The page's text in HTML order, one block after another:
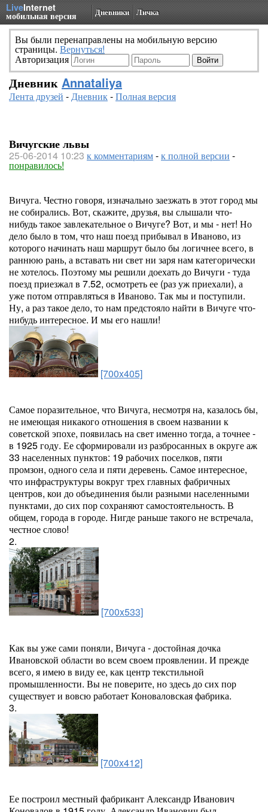
LiveInternet
мобильная версия Дневники Личка
Вы были перенаправлены на мобильную версию
страницы. Вернуться!
Авторизация
Дневник Annataliya
Лента друзей -Дневник-Полная версия
Вичугские львы
25-06-2014 10:23 к комментариям-к полной версии -
понравилось!
Вичуга. Честно говоря, изначально заезжать в этот город мы
не собирались. Вот, скажите, друзья, вы слышали что-
нибудь такое завлекательное о Вичуге? Вот, и мы - нет! Но
дело было в том, что наш поезд прибывал в Иваново, из
которого начинать наш маршрут было бы логичнее всего, в
раннюю рань, а вставать ни свет ни заря нам категорически
не хотелось. Поэтому мы решили доехать до Вичуги - туда
поезд приезжал в 7.52, осмотреть ее (раз уж приехали), а
уже потом отправляться в Иваново. Так мы и поступили.
Ну, а раз такое дело, то нам предстояло найти в Вичуге что-
нибудь интересное. И мы его нашли!
[700x405]
Самое поразительное, что Вичуга, несмотря на, казалось бы,
не имеющая никакого отношения в своем названии к
советской эпохе, появилась на свет именно тогда, а точнее -
в 1925 году. Ее сформировали из разбросанных в округе аж
33 населенных пунктов: 19 рабочих поселков, пяти
промзон, одного села и пяти деревень. Самое интересное,
что инфраструктуры вокруг трех главных фабричных
центров, кои до объединения были разными населенными
пунктами, до сих пор сохраняют самостоятельность. В
общем, города в городе. Нигде раньше такого не встречала,
честное слово!
2.
[700x533]
Как вы уже сами поняли, Вичуга - достойная дочка
Ивановской области во всем своем проявлении. И прежде
всего, я имею в виду ее, как центр текстильной
промышленности. Вы не поверите, но здесь до сих пор
существует и вовсю работает Коноваловская фабрика.
3.
[700x412]
Ее построил местный фабрикант Александр Иванович